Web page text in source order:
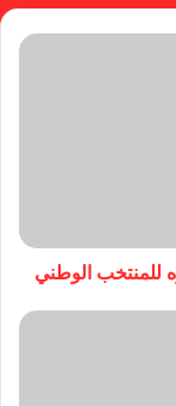
للمنتخب الوطني